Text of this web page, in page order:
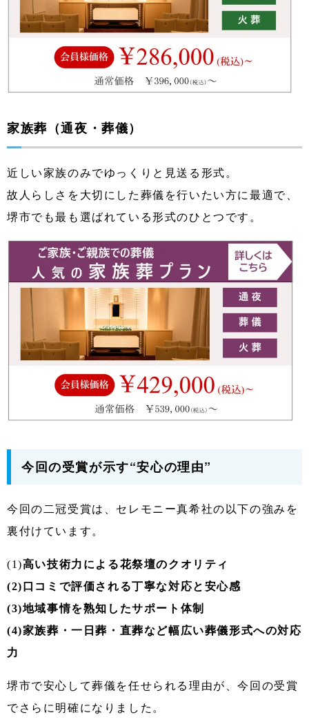
家族葬（通夜・葬儀）
近しい家族のみでゆっくりと見送る形式。
故人らしさを大切にした葬儀を行いたい方に最適で、
堺市でも最も選ばれている形式のひとつです。
今回の受賞が示す“安心の理由”
今回の二冠受賞は、セレモニー真希社の以下の強みを
裏付けています。
(1)高い技術力による花祭壇のクオリティ
(2)口コミで評価される丁寧な対応と安心感
(3)地域事情を熟知したサポート体制
(4)家族葬・一日葬・直葬など幅広い葬儀形式への対応
力
堺市で安心して葬儀を任せられる理由が、今回の受賞
でさらに明確になりました。